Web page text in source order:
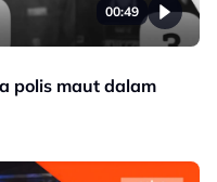
00:49
polis maut dalam